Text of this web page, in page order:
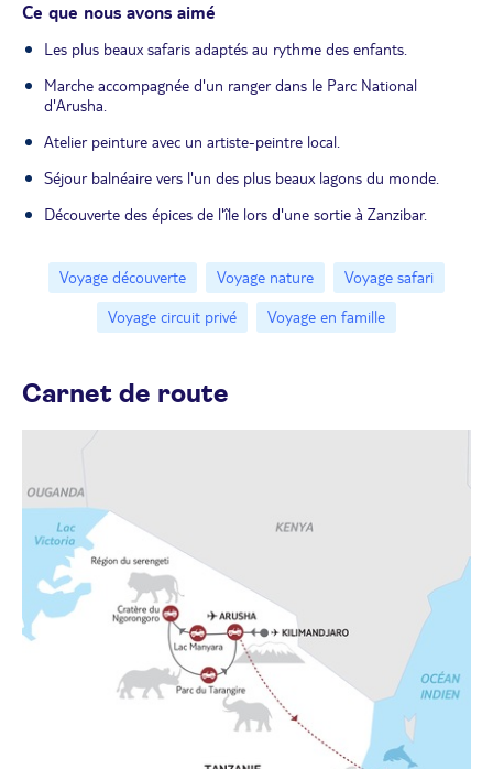
Ce que nous avons aimé
Les plus beaux safaris adaptés au rythme des enfants.
Marche accompagnée d'un ranger dans le Parc National
d'Arusha.
Atelier peinture avec un artiste-peintre local.
Séjour balnéaire vers l'un des plus beaux lagons du monde.
Découverte des épices de l'île lors d'une sortie à Zanzibar.
Voyage découverte Voyage nature
Voyage safari
Voyage circuit privé
Voyage en famille
Carnet de route